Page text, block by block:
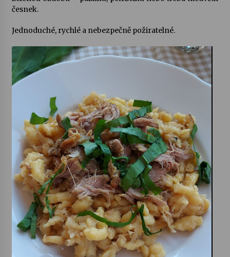
česnek.
Jednoduché, rychlé a nebezpečně požiratelné.